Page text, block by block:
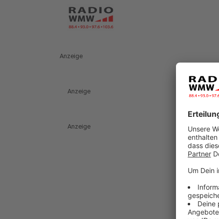
Anzeige
Anzeige
Anzeige